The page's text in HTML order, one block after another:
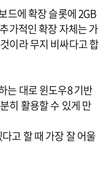
드에 확장 슬롯에 2GB
가적인 확장 자체는 가
이라 무지 비싸다고 합
는 대로 윈도우8 기반
히 활용할 수 있게 만
고 할 때 가장 잘 어울